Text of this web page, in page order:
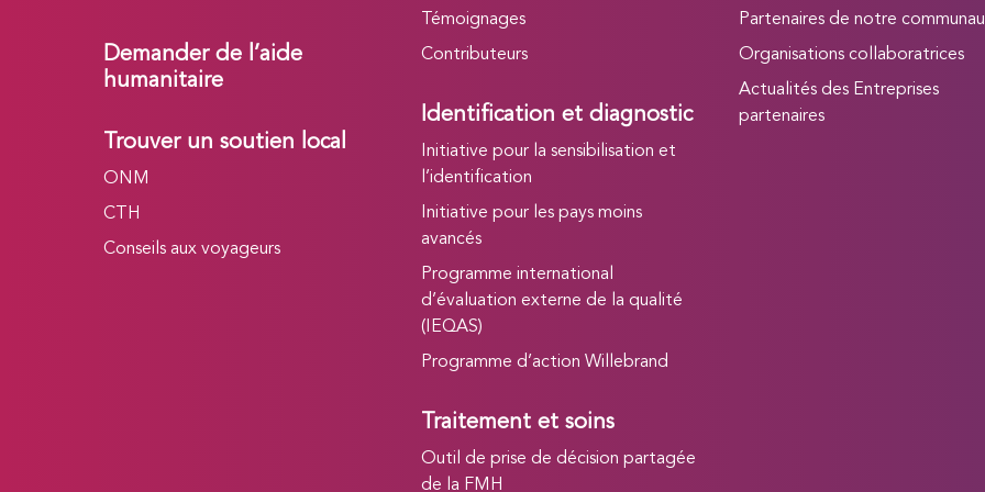
Demander de l’aide
humanitaire
Trouver un soutien local
ONM
CTH
Conseils aux voyageurs
Témoignages
Contributeurs
Identification et diagnostic
Initiative pour la sensibilisation et
l’identification
Initiative pour les pays moins
avancés
Programme international
d’évaluation externe de la qualité
(IEQAS)
Programme d’action Willebrand
Traitement et soins
Outil de prise de décision partagée
de la FMH
Partenaires de notre
Organisations collaboratrices
Actualités des Entreprises
partenaires